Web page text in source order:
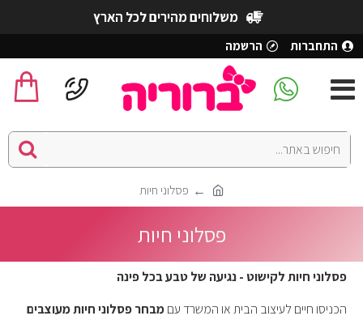
משלוחים מהירים לכל הארץ
התחברות הרשמה
פסלוני חיות
פסלוני חיות
פסלוני חיות לקישוט - נגיעה של טבע בכל פינה
הכניסו חיים לעיצוב הבית או המשרד עםמבחר פסלוני חיות מעוצבים